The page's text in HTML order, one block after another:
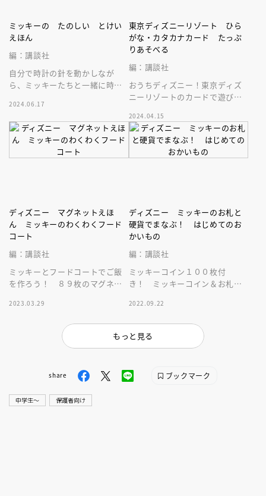
ミッキーの たのしい とけい
えほん
編：講談社
自分で時計の針を動かしなが
ら、ミッキーたちと一緒に時計
ん」。３歳からの知育に！回せ
る時計つき。
2024.06.17
東京ディズニーリゾート ひら
がな・カタカナカード たっぷ
りあそべる
編：講談社
おうちディズニー！東京ディズ
ニーリゾートのカードで遊びな
えられる！５つの遊び＆カード
９２枚入！
2024.04.15
ディズニー マグネットえほ
ん ミッキーのわくわくフード
コート
編：講談社
ミッキーとフードコートでご飯
を作ろう！ ８９枚のマグネッ
育に役立ちます。場所を取らな
2023.03.29
ディズニー ミッキーのお札と
硬貨でまなぶ！ はじめてのお
かいもの
編：講談社
ミッキーコイン１００枚付
き！ ミッキーコイン＆お札を
ら、お金について楽しく学べる
2022.09.22
もっと見る
share ブックマーク
中学生〜 保護者向け